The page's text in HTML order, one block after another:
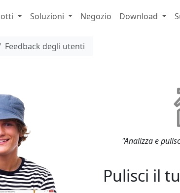
Soluzioni Negozio Download
Feedback degli utenti
"Analizza e
Pulisci il